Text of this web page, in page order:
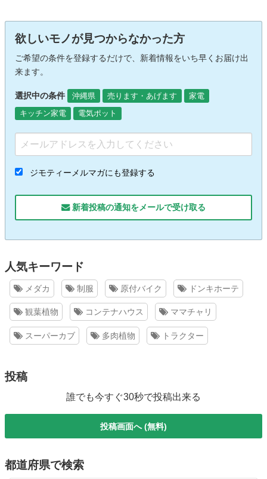
欲しいモノが見つからなかった方
ご希望の条件を登録するだけで、新着情報をいち早くお届け出
来ます。
選択中の条件 沖縄県 売ります・あげます
家電
キッチン家電
電気ポット
ジモティーメルマガにも登録する
新着投稿の通知をメールで受け取る
人気キーワード
メダカ 制服 原付バイク ドンキホーテ
観葉植物 コンテナハウス ママチャリ
スーパーカブ 多肉植物 トラクター
投稿
誰でも今すぐ30秒で投稿出来る
投稿画面へ (無料)
都道府県で検索